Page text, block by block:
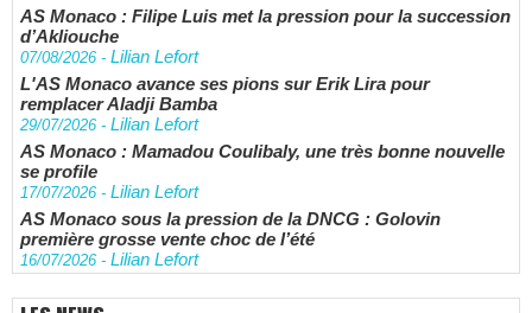
AS Monaco : Filipe Luis met la pression pour la succession
d’Akliouche
07/08/2026 - Lilian Lefort
L'AS Monaco avance ses pions sur Erik Lira pour
remplacer Aladji Bamba
29/07/2026 - Lilian Lefort
AS Monaco : Mamadou Coulibaly, une très bonne nouvelle
se profile
17/07/2026 - Lilian Lefort
AS Monaco sous la pression de la DNCG : Golovin
première grosse vente choc de l’été
16/07/2026 - Lilian Lefort